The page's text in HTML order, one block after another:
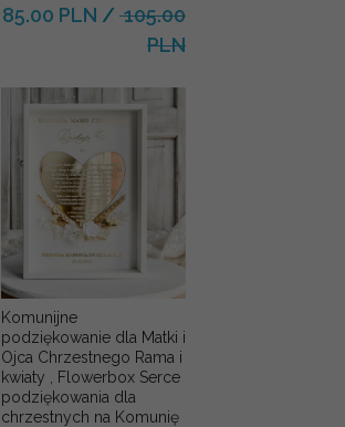
85.00 PLN / 105.00
PLN
Komunijne
podziękowanie dla Matki i
Ojca Chrzestnego Rama i
kwiaty , Flowerbox Serce
podziękowania dla
chrzestnych na Komunię